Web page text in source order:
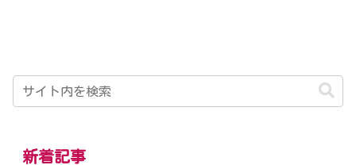
新着記事